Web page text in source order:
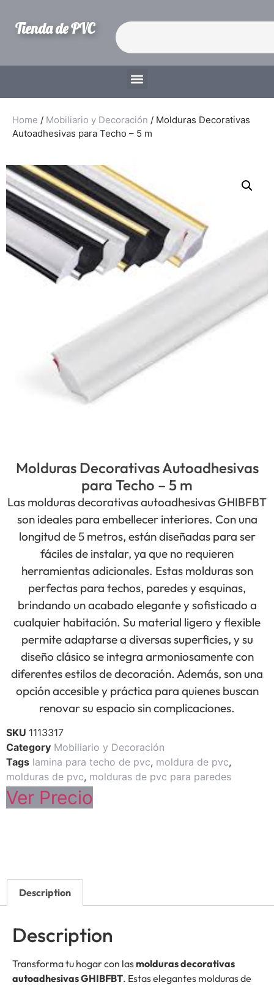
Tienda de PVC
Home / Mobiliario y Decoración / Molduras Decorativas
Autoadhesivas para Techo – 5 m
Molduras Decorativas Autoadhesivas
para Techo – 5 m
Las molduras decorativas autoadhesivas GHIBFBT
son ideales para embellecer interiores. Con una
longitud de 5 metros, están diseñadas para ser
fáciles de instalar, ya que no requieren
herramientas adicionales. Estas molduras son
perfectas para techos, paredes y esquinas,
brindando un acabado elegante y sofisticado a
cualquier habitación. Su material ligero y flexible
permite adaptarse a diversas superficies, y su
diseño clásico se integra armoniosamente con
diferentes estilos de decoración. Además, son una
opción accesible y práctica para quienes buscan
renovar su espacio sin complicaciones.
SKU 1113317
Category Mobiliario y Decoración
Tags lamina para techo de pvc, moldura de pvc,
molduras de pvc, molduras de pvc para paredes
Ver Precio
Description
Description
Transforma tu hogar con lasmolduras decorativas
autoadhesivas GHIBFBT. Estas elegantes molduras de